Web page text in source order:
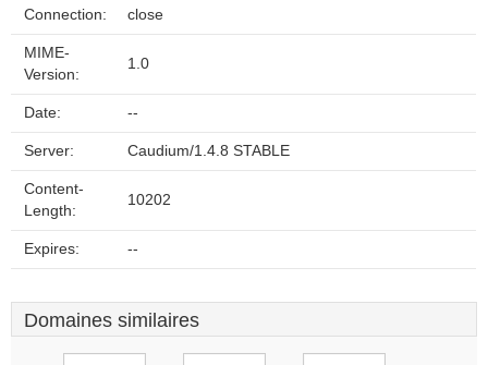
Connection: close
MIME-
Version:
1.0
Date: --
Server: Caudium/1.4.8 STABLE
Content-
Length:
10202
Expires: --
Domaines similaires